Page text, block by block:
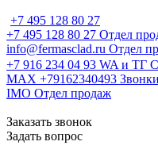
+7 495 128 80 27
+7 495 128 80 27 Отдел
info@fermasclad.ru Отдел
+7 916 234 04 93 WA и ТГ
MAX +79162340493
IMO Отдел продаж
Заказать звонок
Задать вопрос